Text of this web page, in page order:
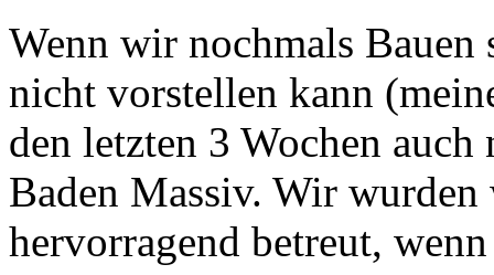
Wenn wir nochmals
nicht vorstellen kann
den letzten 3 Wochen
Baden Massiv. Wir
hervorragend betreut,